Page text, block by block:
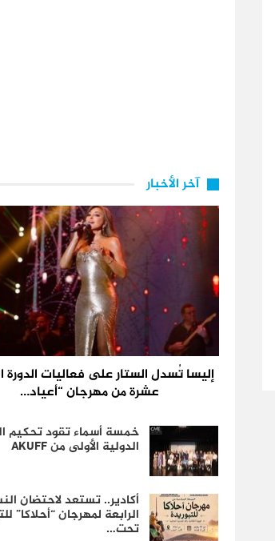
آخر الأخبار
إليسا تُسدل الستار على فعاليات الدورة
عشرة من مهرجان “أعياد…
خمسة أسماء تقود تحكيم
الدولية الأولى من AKUFF
أكادير.. تستعد لاحتضان
الرابعة لمهرجان “أحلاكا”
تحت…